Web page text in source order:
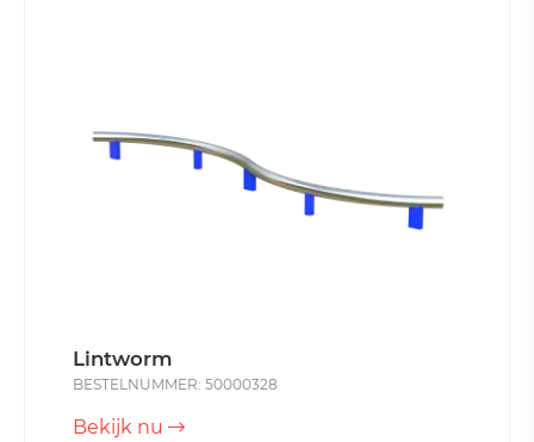
Lintworm
BESTELNUMMER: 50000328
Bekijk nu